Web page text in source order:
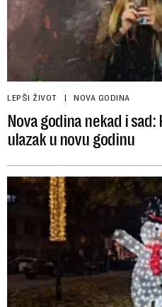
LEPŠI ŽIVOT NOVA GODINA
Nova godina nekad i
ulazak u novu godinu